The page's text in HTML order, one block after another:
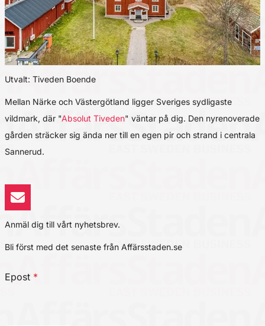
Utvalt: Tiveden Boende
Mellan Närke och Västergötland ligger Sveriges sydligaste
vildmark, där "Absolut Tiveden" väntar på dig. Den nyrenoverade
gården sträcker sig ända ner till en egen pir och strand i centrala
Sannerud.
Anmäl dig till vårt nyhetsbrev.
Bli först med det senaste från Affärsstaden.se
Epost *